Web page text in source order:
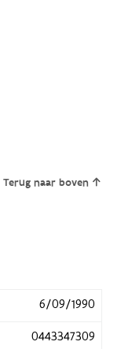
Terug naar boven
6/09/1990
0443347309